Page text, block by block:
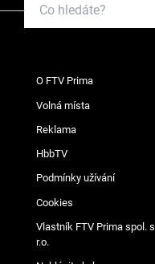
O FTV Prima
Volná místa
Reklama
HbbTV
Podmínky užívání
Cookies
Vlastník FTV Prima spol. s
r.o.